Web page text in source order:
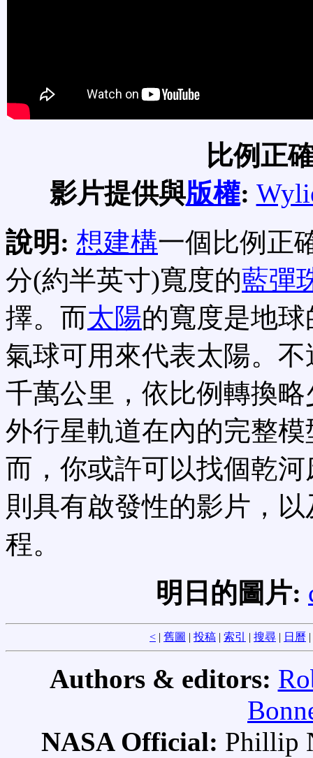
比例正
影片提供與版權:
說明: 想建構一個比例正
分(約半英寸)寬度的藍彈
擇。而太陽的寬度是地
氣球可用來代表太陽。
千萬公里，依比例轉換
外行星軌道在內的完整
而，你或許可以找個乾
則具有啟發性的影片，
程。
明日的圖片:
< | 舊圖 | 投稿 | 索引 | 搜尋 | 日曆 |
Authors & editors:
NASA Official: Phillip